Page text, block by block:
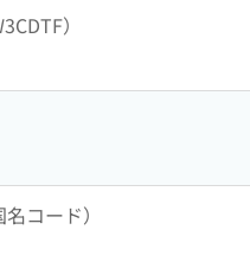
）
コード）